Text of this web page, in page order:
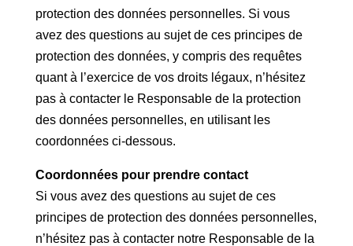
protection des données personnelles. Si vous
avez des questions au sujet de ces principes de
protection des données, y compris des requêtes
quant à l’exercice de vos droits légaux, n’hésitez
pas à contacter le Responsable de la protection
des données personnelles, en utilisant les
coordonnées ci-dessous.
Coordonnées pour prendre contact
Si vous avez des questions au sujet de ces
principes de protection des données personnelles,
n’hésitez pas à contacter notre Responsable de la